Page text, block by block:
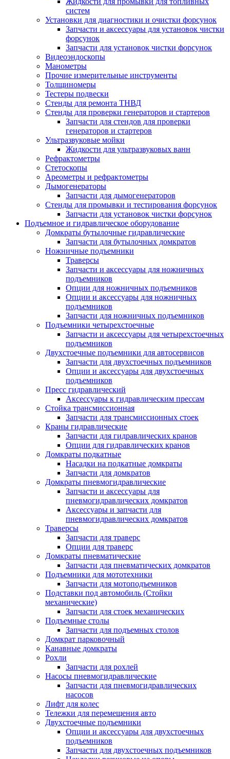
систем
Установки для диагностики и очистки форсунок
Запчасти и аксессуары для установок чистки
форсунок
Запчасти для установок чистки форсунок
Видеоэндоскопы
Манометры
Прочие измерительные инструменты
Толщиномеры
Тестеры подвески
Стенды для ремонта ТНВД
Стенды для проверки генераторов и стартеров
Запчасти для стендов для проверки
генераторов и стартеров
Ультразвуковые мойки
Жидкости для ультразвуковых ванн
Рефрактометры
Стетоскопы
Ареометры и рефрактометры
Дымогенераторы
Запчасти для дымогенераторов
Стенды для промывки и тестирования форсунок
Запчасти для установок чистки форсунок
Подъемное и гидравлическое оборудование
Домкраты бутылочные гидравлические
Запчасти для бутылочных домкратов
Ножничные подъемники
Траверсы
Запчасти и аксессуары для ножничных
подъемников
Опции для ножничных подъемников
Опции и аксессуары для ножничных
подъемников
Запчасти для ножничных подъемников
Подъемники четырехстоечные
Запчасти и аксессуары для четырехстоечных
подъемников
Двухстоечные подъемники для автосервисов
Запчасти для двухстоечных подъемников
Опции и аксессуары для двухстоечных
подъемников
Пресс гидравлический
Аксессуары к гидравлическим прессам
Стойка трансмиссионная
Запчасти для трансмиссионных стоек
Краны гидравлические
Запчасти для гидравлических кранов
Опции для гидравлических кранов
Домкраты подкатные
Насадки на подкатные домкраты
Запчасти для домкратов
Домкраты пневмогидравлические
Запчасти и аксессуары для
пневмогидравлических домкратов
Аксессуары и запчасти для
пневмогидравлических домкратов
Траверсы
Запчасти для траверс
Опции для траверс
Домкраты пневматические
Запчасти для пневматических домкратов
Подъемники для мототехники
Запчасти для мотоподъемников
Подставки под автомобиль (Стойки
механические)
Запчасти для стоек механических
Подъемные столы
Запчасти для подъемных столов
Домкрат парковочный
Канавные домкраты
Рохли
Запчасти для рохлей
Насосы пневмогидравлические
Запчасти для пневмогидравлических
насосов
Лифт для колес
Тележки для перемещения авто
Двухстоечные подъемники
Опции и аксессуары для двухстоечных
подъемников
Запчасти для двухстоечных подъемников